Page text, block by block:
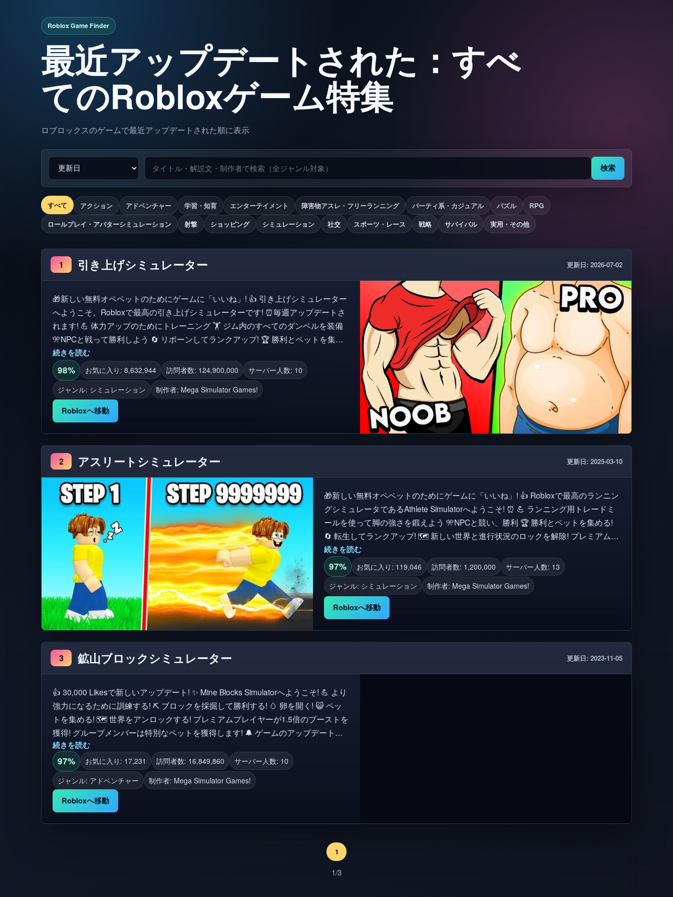
最近アップデートされた：すべ
てのRobloxゲーム特集
ロブロックスのゲームで最近アップデートされた順に表示
検索
すべて アクション アドベンチャー 学習・知育 エンターテイメント 障害物アスレ・フリーランニング パーティ系・カジュアル パズル
RPG
ロールプレイ・アバターシミュレーション
射撃 ショッピング シミュレーション 社交 スポーツ・レース 戦略 サバイバル 実用・その他
1 引き上げシミュレーター 更新日: 2026-07-02
🎁新しい無料オペペットのためにゲームに「いいね」! 👍 引き上げシミュレーター
へようこそ。Robloxで最高の引き上げシミュレーターです! ⏰毎週アップデートさ
れます! 💪 体力アップのためにトレーニング 🏋️ ジム内のすべてのダンベルを装備
🎌NPCと戦って勝利しよう 🔄 リボーンしてランクアップ! 🏆 勝利とペットを集め
る! プレミアムプレイヤーは+10%の強さブーストを獲得します! グループメンバー
は無料のOPペットをゲット! 友達を招待してブーストをゲットしよう! 失敗しまし
たか?無料のVIPサーバーを使用してください❤️ このゲームを楽しんだなら、いい
ね👍、お気に入り⭐、フォロー🔔を忘れないでください!
続きを読む
98% お気に入り: 8,632,944 訪問者数: 124,900,000
サーバー人数: 10
ジャンル: シミュレーション
制作者: Mega Simulator Games!
Robloxへ移動
2 アスリートシミュレーター 更新日: 2025-03-10
🎁新しい無料オペペットのためにゲームに「いいね」! 👍 Robloxで最高のランニン
グシミュレータであるAthlete Simulatorへようこそ! ⏰ 💪 ランニング用トレードミ
ールを使って脚の強さを鍛えよう 🎌NPCと競い、勝利 🏆 勝利とペットを集める!
🔄 転生してランクアップ! 🗺️ 新しい世界と進行状況のロックを解除! プレミアムプ
レイヤーは+10%の強さブーストを獲得します! 友達を招待してブーストをゲット
しよう! 🔥 私たちのグループに参加し、ゲームを好きになって無料のペットをゲッ
トしよう! https://www.roblox.com/groups/14321700/Mega-Simulator-Games 失敗し
ましたか?無料のVIPサーバーを使用してください❤️ このゲームを楽しんだなら、
いいね👍、お気に入り⭐、フォロー🔔を忘れないでください!
続きを読む
97% お気に入り: 119,046 訪問者数: 1,200,000
サーバー人数: 13
ジャンル: シミュレーション
制作者: Mega Simulator Games!
Robloxへ移動
3 鉱山ブロックシミュレーター 更新日: 2023-11-05
👍 30,000 Likesで新しいアップデート! ✨ Mine Blocks Simulatorへようこそ! 💪 より
強力になるために訓練する! ⛏️ ブロックを採掘して勝利する! 🥚 卵を開く! 😺 ペッ
トを集める! 🗺️ 世界をアンロックする! プレミアムプレイヤーが1.5倍のブーストを
獲得! グループメンバーは特別なペットを獲得します! 🔔 ゲームのアップデートを
フォロー! 👍 新しい世界のためのゲームのように! 👥 友達を招待してブーストをゲ
ット!
続きを読む
97% お気に入り: 17,231 訪問者数: 16,849,860
サーバー人数: 10
ジャンル: アドベンチャー
制作者: Mega Simulator Games!
Robloxへ移動
1
1/3